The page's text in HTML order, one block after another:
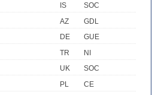
IS
SOC
AZ
GDL
DE
GUE
TR
NI
UK
SOC
PL
CE